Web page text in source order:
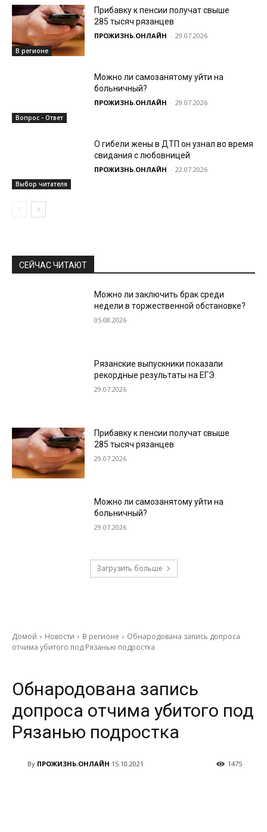
В регионе
Прибавку к пенсии получат свыше
285 тысяч рязанцев
ПРОЖИЗНЬ.ОНЛАЙН - 29.07.2026
Вопрос - Ответ
Можно ли самозанятому уйти на
больничный?
ПРОЖИЗНЬ.ОНЛАЙН - 29.07.2026
Выбор читателя
О гибели жены в ДТП он узнал во время
свидания с любовницей
ПРОЖИЗНЬ.ОНЛАЙН - 22.07.2026
СЕЙЧАС ЧИТАЮТ
Можно ли заключить брак среди
недели в торжественной обстановке?
05.08.2026
Рязанские выпускники показали
рекордные результаты на ЕГЭ
29.07.2026
Прибавку к пенсии получат свыше
285 тысяч рязанцев
29.07.2026
Можно ли самозанятому уйти на
больничный?
29.07.2026
Загрузить больше